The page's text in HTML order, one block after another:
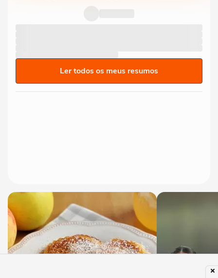
Ler todos os meus resumos